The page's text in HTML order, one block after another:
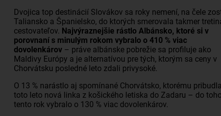
Dvojica top destinácií Slovákov sa roky nemení, na čele
Taliansko a Španielsko, do ktorých smerovala takmer
cestovateľov. Najvýraznejšie rástlo Albánsko, ktoré si v
porovnaní s minulým rokom vybralo o 410 % viac
dovolenkárov – práve albánske pobrežie sa profiluje ako
Maldivy Európy a je alternatívou pre tých, ktorým sa ceny v
Chorvátsku posledné leto zdali privysoké.
O 13 % narástlo aj spomínané Chorvátsko, ktorému
toto leto nová linka z košického letiska do Zadaru – do
tento rok vybralo o 130 % viac dovolenkárov.